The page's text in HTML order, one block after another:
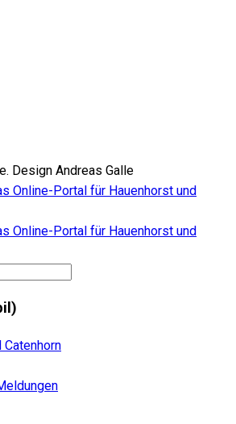
Design Andreas Galle
Catenhorn